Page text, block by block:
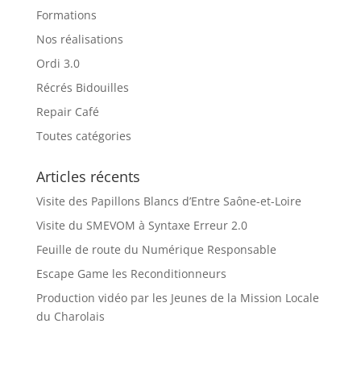
Formations
Nos réalisations
Ordi 3.0
Récrés Bidouilles
Repair Café
Toutes catégories
Articles récents
Visite des Papillons Blancs d’Entre Saône-et-Loire
Visite du SMEVOM à Syntaxe Erreur 2.0
Feuille de route du Numérique Responsable
Escape Game les Reconditionneurs
Production vidéo par les Jeunes de la Mission Locale
du Charolais